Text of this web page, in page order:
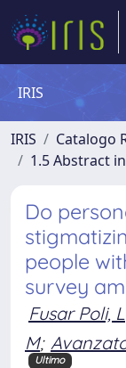
IRIS
IRIS Catalogo
1.5 Abstract
Do
people
survey
Fusar Poli, L
M;
Ultimo